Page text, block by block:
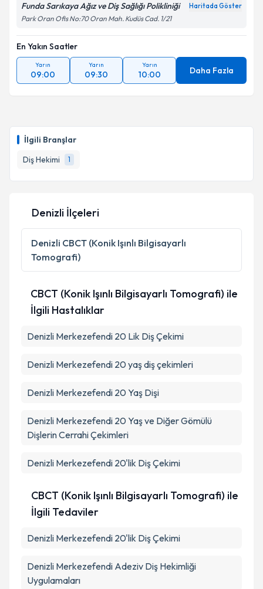
İlgili Branşlar
Diş Hekimi
1
Funda Sarıkaya Ağız ve Diş Sağlığı Polikliniği Haritada Göster
Park Oran Ofis No:70 Oran Mah. Kudüs Cad. 1/21
En Yakın Saatler
Yarın
09:00
Yarın
09:30
Yarın
10:00 Daha Fazla
Denizli İlçeleri
Denizli CBCT (Konik Işınlı Bilgisayarlı
Tomografi)
CBCT (Konik Işınlı Bilgisayarlı Tomografi) ile
İlgili Hastalıklar
Denizli Merkezefendi 20 Lik Diş Çekimi
Denizli Merkezefendi 20 yaş diş çekimleri
Denizli Merkezefendi 20 Yaş Dişi
Denizli Merkezefendi 20 Yaş ve Diğer Gömülü
Dişlerin Cerrahi Çekimleri
Denizli Merkezefendi 20'lik Diş Çekimi
CBCT (Konik Işınlı Bilgisayarlı Tomografi) ile
İlgili Tedaviler
Denizli Merkezefendi 20'lik Diş Çekimi
Denizli Merkezefendi Adeziv Diş Hekimliği
Uygulamaları